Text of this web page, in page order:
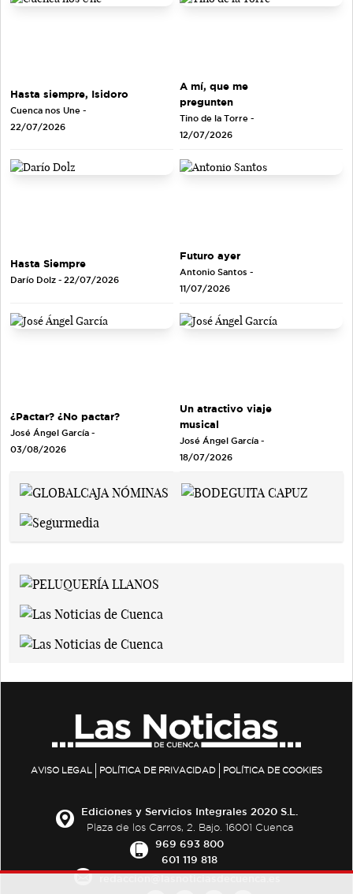
Hasta siempre, Isidoro
Cuenca nos Une -
22/07/2026
A mí, que me
pregunten
Tino de la Torre -
12/07/2026
Hasta Siempre
Darío Dolz - 22/07/2026
Futuro ayer
Antonio Santos -
11/07/2026
¿Pactar? ¿No pactar?
José Ángel García -
03/08/2026
Un atractivo viaje
musical
José Ángel García -
18/07/2026
AVISO LEGAL POLÍTICA DE PRIVACIDAD POLÍTICA DE COOKIES
Ediciones y Servicios Integrales 2020 S.L.
Plaza de los Carros, 2. Bajo. 16001 Cuenca
969 693 800
601 119 818